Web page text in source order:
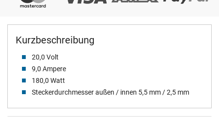
Kurzbeschreibung
20,0 Volt
9,0 Ampere
180,0 Watt
Steckerdurchmesser außen / innen 5,5 mm / 2,5 mm